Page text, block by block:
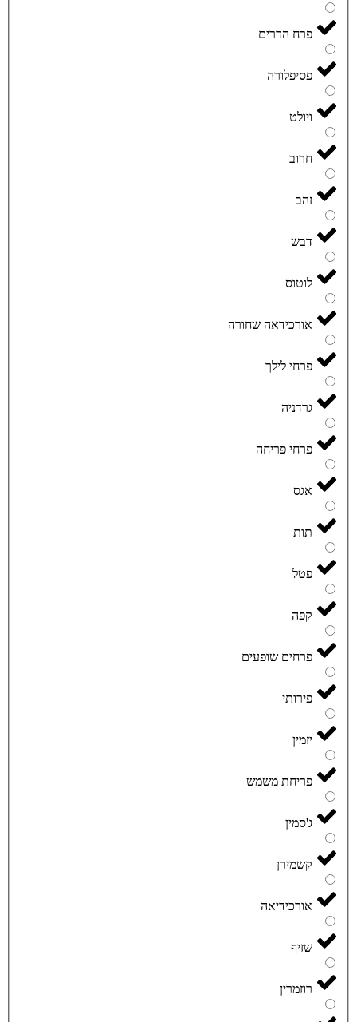
פרח הדרים
פסיפלורה
ויולט
חרוב
זהב
דבש
לוטוס
אורכידאה שחורה
פרחי לילך
גרדניה
פרחי פריחה
אגס
תות
פטל
קפה
פרחים שופעים
פירותי
יזמין
פריחת משמש
ג'סמין
קשמירן
אורכידיאה
שזיף
רוזמרין